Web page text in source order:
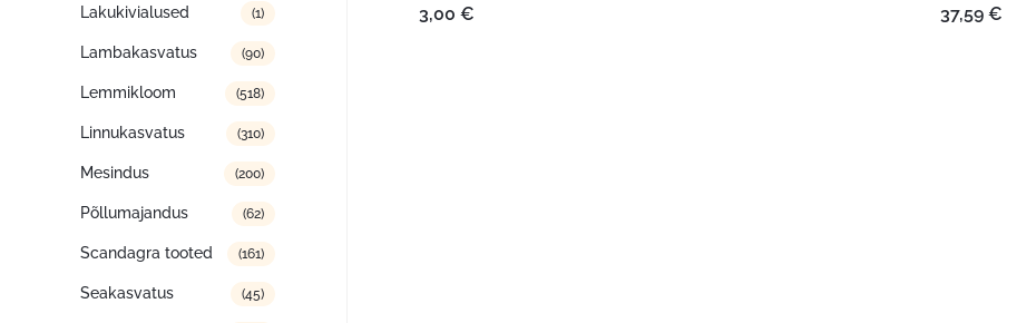
Lakukivialused (1)
Lambakasvatus (90)
Lemmikloom (518)
Linnukasvatus (310)
Mesindus (200)
Põllumajandus (62)
Scandagra tooted (161)
Seakasvatus (45)
3,00 € 37,59 €